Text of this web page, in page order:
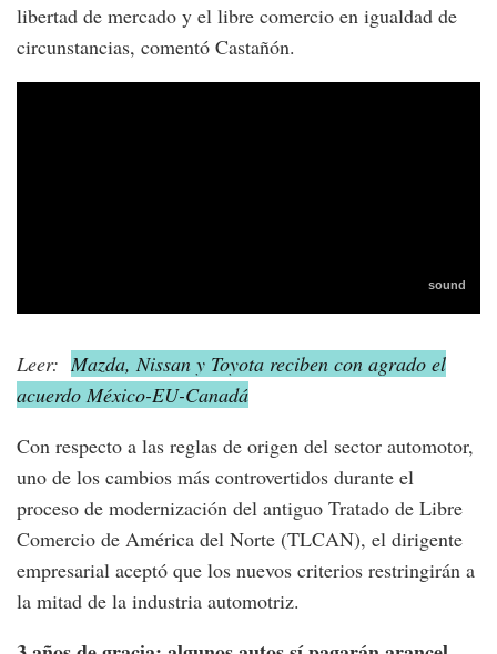
libertad de mercado y el libre comercio en igualdad de
circunstancias, comentó Castañón.
Leer: Mazda, Nissan y Toyota reciben con agrado el
acuerdo México-EU-Canadá
Con respecto a las reglas de origen del sector automotor,
uno de los cambios más controvertidos durante el
proceso de modernización del antiguo Tratado de Libre
Comercio de América del Norte (TLCAN), el dirigente
empresarial aceptó que los nuevos criterios restringirán a
la mitad de la industria automotriz.